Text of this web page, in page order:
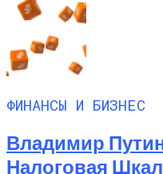
ФИНАНСЫ И БИЗНЕС
Владимир
Налоговая